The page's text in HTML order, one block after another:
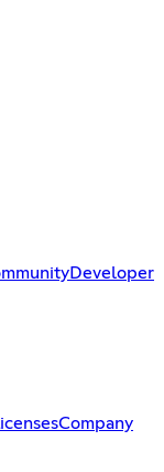
Developer
Company